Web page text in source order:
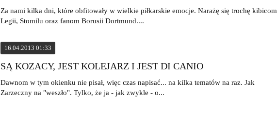
Za nami kilka dni, które obfitowały w wielkie piłkarskie emocje. Narażę się trochę kibicom
Legii, Stomilu oraz fanom Borusii Dortmund....
16.04.2013 01:33
SĄ KOZACY, JEST KOLEJARZ I JEST DI CANIO
Dawnom w tym okienku nie pisał, więc czas napisać... na kilka tematów na raz. Jak
Zarzeczny na "weszło". Tylko, że ja - jak zwykle - o...